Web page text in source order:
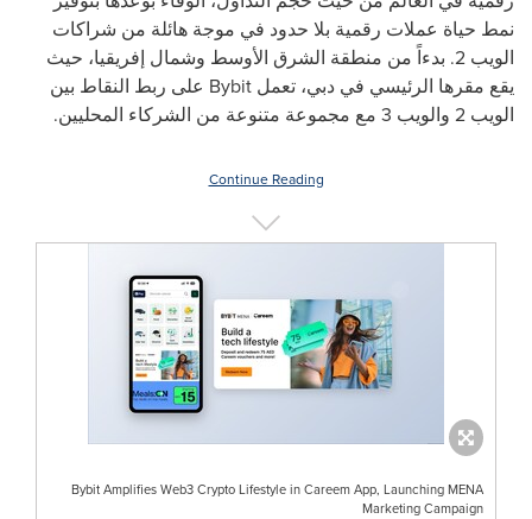
نمط حياة عملات رقمية بلا حدود في موجة هائلة من شراكات
الويب 2. بدءاً من منطقة الشرق الأوسط وشمال إفريقيا، حيث
يقع مقرها الرئيسي في دبي، تعمل Bybit على ربط النقاط بين
الويب 2 والويب 3 مع مجموعة متنوعة من الشركاء المحليين.
Continue Reading
Bybit Amplifies Web3 Crypto Lifestyle in Careem App, Launching MENA
Marketing Campaign